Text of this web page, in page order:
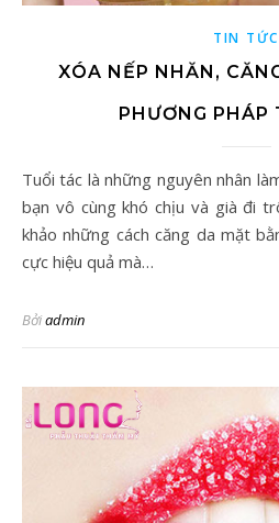
TIN TỨC
XÓA NẾP NHĂN,
PHƯƠNG PHÁP
Tuổi tác là những nguyên nhân làm xuất hiện nếp nhăn khiến
bạn vô cùng khó chịu và già đi
khảo những cách căng da mặt
cực hiệu quả mà…
Bởiadmin